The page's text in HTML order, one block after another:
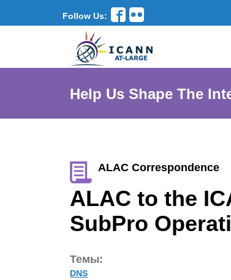
Follow Us:
Help Us Shape The
ALAC Correspondence
ALAC to the
SubPro
Темы:
DNS